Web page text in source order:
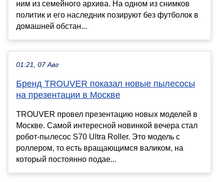
ним из семейного архива. На одном из снимков
политик и его наследник позируют без футболок в
домашней обстан...
01:21, 07 Авг
Бренд TROUVER показал новые пылесосы
на презентации в Москве
TROUVER провел презентацию новых моделей в
Москве. Самой интересной новинкой вечера стал
робот-пылесос S70 Ultra Roller. Это модель с
роллером, то есть вращающимся валиком, на
который постоянно подае...